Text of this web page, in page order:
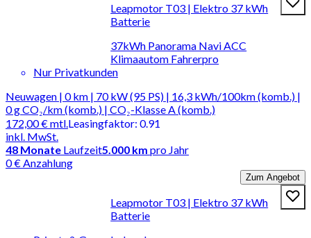
Leapmotor T03 | Elektro 37 kWh
Batterie
37kWh Panorama Navi ACC
Klimaautom Fahrerpro
Nur Privatkunden
Neuwagen | 0 km | 70 kW (95 PS) | 16,3 kWh/100km (komb.) |
0 g CO₂/km (komb.) | CO₂-Klasse A (komb.)
172,00 €mtl.
inkl. MwSt.
Leasingfaktor: 0.91
48 Monate Laufzeit5.000 km pro Jahr
0 € Anzahlung
Zum Angebot
Leapmotor T03 | Elektro 37 kWh
Batterie